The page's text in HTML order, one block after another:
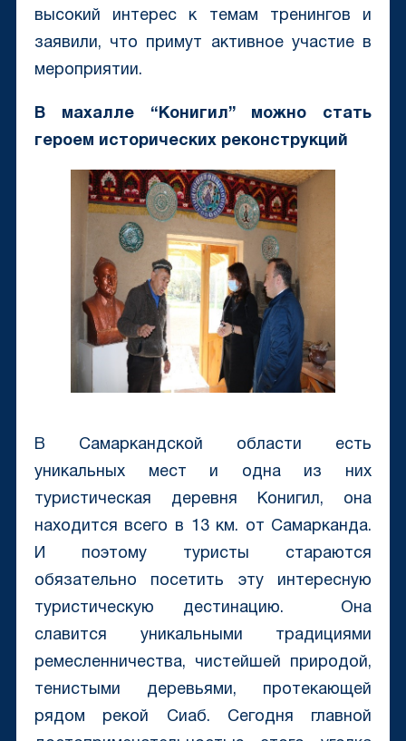
высокий интерес к темам тренингов и
заявили, что примут активное участие в
мероприятии.
В махалле “Конигил” можно стать
героем исторических реконструкций
В Самаркандской области есть
уникальных мест и одна из них
туристическая деревня Конигил, она
находится всего в 13 км. от Самарканда.
И поэтому туристы стараются
обязательно посетить эту интересную
туристическую дестинацию. Она
славится уникальными традициями
ремесленничества, чистейшей природой,
тенистыми деревьями, протекающей
рядом рекой Сиаб. Сегодня главной